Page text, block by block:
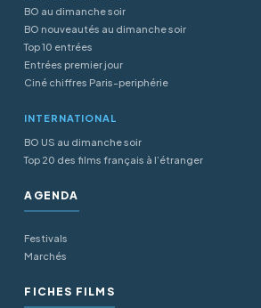
BO au dimanche soir
BO nouveautés au dimanche soir
Top 10 entrées
Entrées premier jour
Ciné chiffres Paris-periphérie
INTERNATIONAL
BO US au dimanche soir
Top 20 des films français à l’étranger
AGENDA
Festivals
Marchés
FICHES FILMS